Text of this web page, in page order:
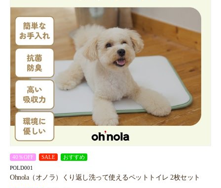
40％OFF SALE おすすめ
POLD001
Ohnola（オノラ）くり返し洗って使えるペットトイレ 2枚セット